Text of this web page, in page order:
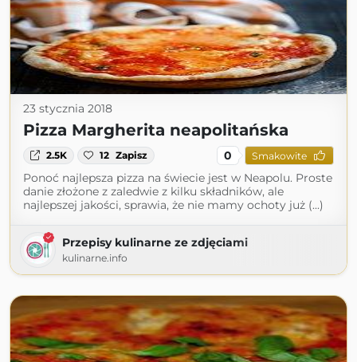
23 stycznia 2018
Pizza Margherita neapolitańska
2.5K 12 Zapisz 0 Smakowite
Ponoć najlepsza pizza na świecie jest w Neapolu. Proste
danie złożone z zaledwie z kilku składników, ale
najlepszej jakości, sprawia, że nie mamy ochoty już (...)
Przepisy kulinarne ze zdjęciami
kulinarne.info